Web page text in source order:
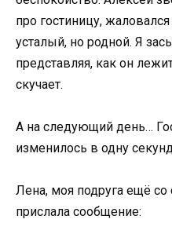
про гостиницу,
усталый, но родной. Я
представляя, как он
скучает.
А на следующий день…
изменилось в одну
Лена, моя подруга ещё со
прислала сообщение: